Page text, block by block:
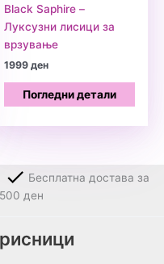
Black Saphire –
Луксузни лисици за
врзување
1999ден
Погледни детали
Бесплатна достава за
ден